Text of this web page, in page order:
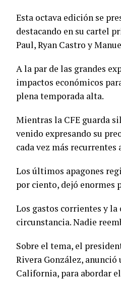
Esta octava edición se
destacando en su cartel
Paul, Ryan Castro y
A la par de las grandes
impactos económicos
plena temporada alta.
Mientras la CFE guarda
venido expresando su
cada vez más recurrentes
Los últimos apagones
por ciento, dejó enormes
Los gastos corrientes y la
circunstancia. Nadie
Sobre el tema, el
Rivera González,
California, para abordar